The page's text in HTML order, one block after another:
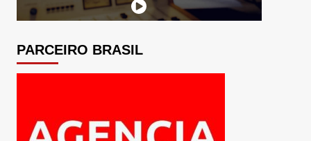
PARCEIRO BRASIL